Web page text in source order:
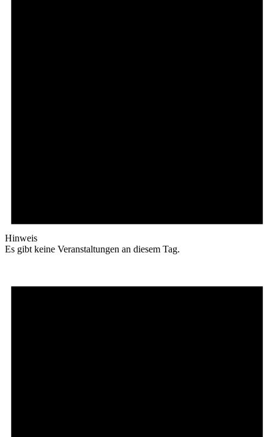
Hinweis
Es gibt keine Veranstaltungen an diesem Tag.